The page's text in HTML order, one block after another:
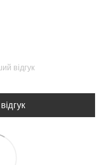
відгук